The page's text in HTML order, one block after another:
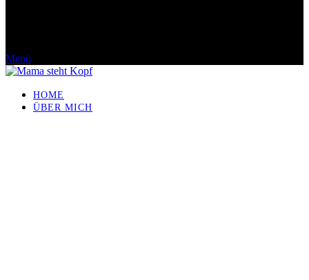
Menü
HOME
ÜBER MICH